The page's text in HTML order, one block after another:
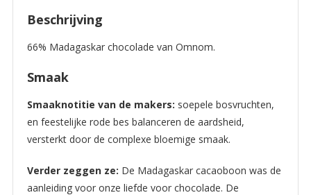
Beschrijving
66% Madagaskar chocolade van Omnom.
Smaak
Smaaknotitie van de makers: soepele bosvruchten,
en feestelijke rode bes balanceren de aardsheid,
versterkt door de complexe bloemige smaak.
Verder zeggen ze: De Madagaskar cacaoboon was de
aanleiding voor onze liefde voor chocolade. De